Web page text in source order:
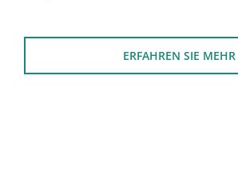
ERFAHREN SIE MEHR